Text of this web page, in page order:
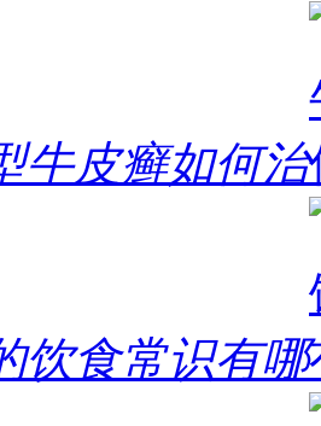
牛皮癣如何治
饮食常识有哪